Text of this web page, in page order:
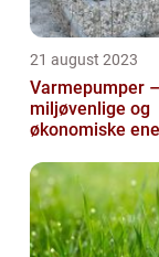
21 august 2023
Varmepumper
miljøvenlige og
økonomiske